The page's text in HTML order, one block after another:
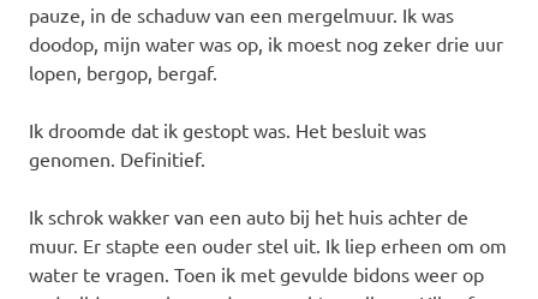
pauze, in de schaduw van een mergelmuur. Ik was
doodop, mijn water was op, ik moest nog zeker drie uur
lopen, bergop, bergaf.
Ik droomde dat ik gestopt was. Het besluit was
genomen. Definitief.
Ik schrok wakker van een auto bij het huis achter de
muur. Er stapte een ouder stel uit. Ik liep erheen om om
water te vragen. Toen ik met gevulde bidons weer op